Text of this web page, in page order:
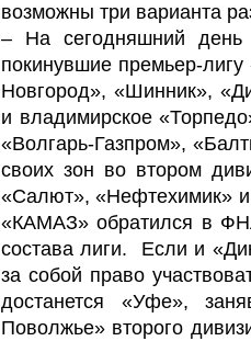
возможны три варианта
– На сегодняшний день
покинувшие премьер-
Новгород», «Шинник»,
и владимирское
«Волгарь-Газпром»,
своих зон во втором
«Салют», «Нефтехимик»
«КАМАЗ» обратился в
состава лиги. Если и
за собой право
достанется «Уфе»,
Поволжье» второго